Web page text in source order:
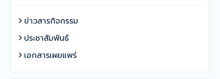
ข่าวสารกิจกรรม
ประชาสัมพันธ์
เอกสารเผยแพร่